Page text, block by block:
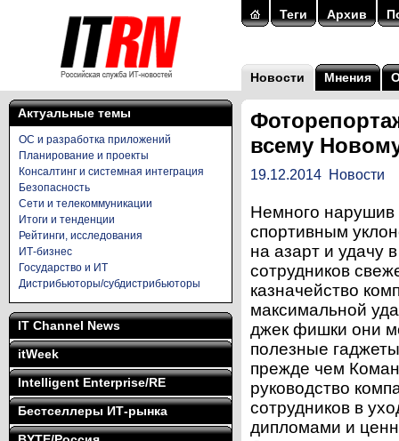
Теги Архив
Новости Мнения
Актуальные темы
ОС и разработка приложений
Планирование и проекты
Консалтинг и системная интеграция
Безопасность
Сети и телекоммуникации
Итоги и тенденции
Рейтинги, исследования
ИТ-бизнес
Государство и ИТ
Дистрибьюторы/субдистрибьюторы
IT Channel News
itWeek
Intelligent Enterprise/RE
Бестселлеры ИТ-рынка
всему
19.12.2014 Новости
Немного нарушив
спортивным
на азарт и удачу
сотрудников
казначейство
максимальной
джек фишки они
полезные
прежде чем
руководство
сотрудников в
дипломами и